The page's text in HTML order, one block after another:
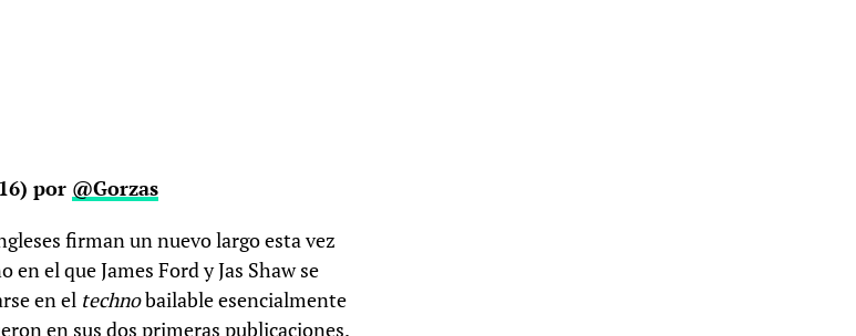
por @Gorzas
firman un nuevo largo esta vez
el que James Ford y Jas Shaw se
en el technobailable esencialmente
en sus dos primeras publicaciones.